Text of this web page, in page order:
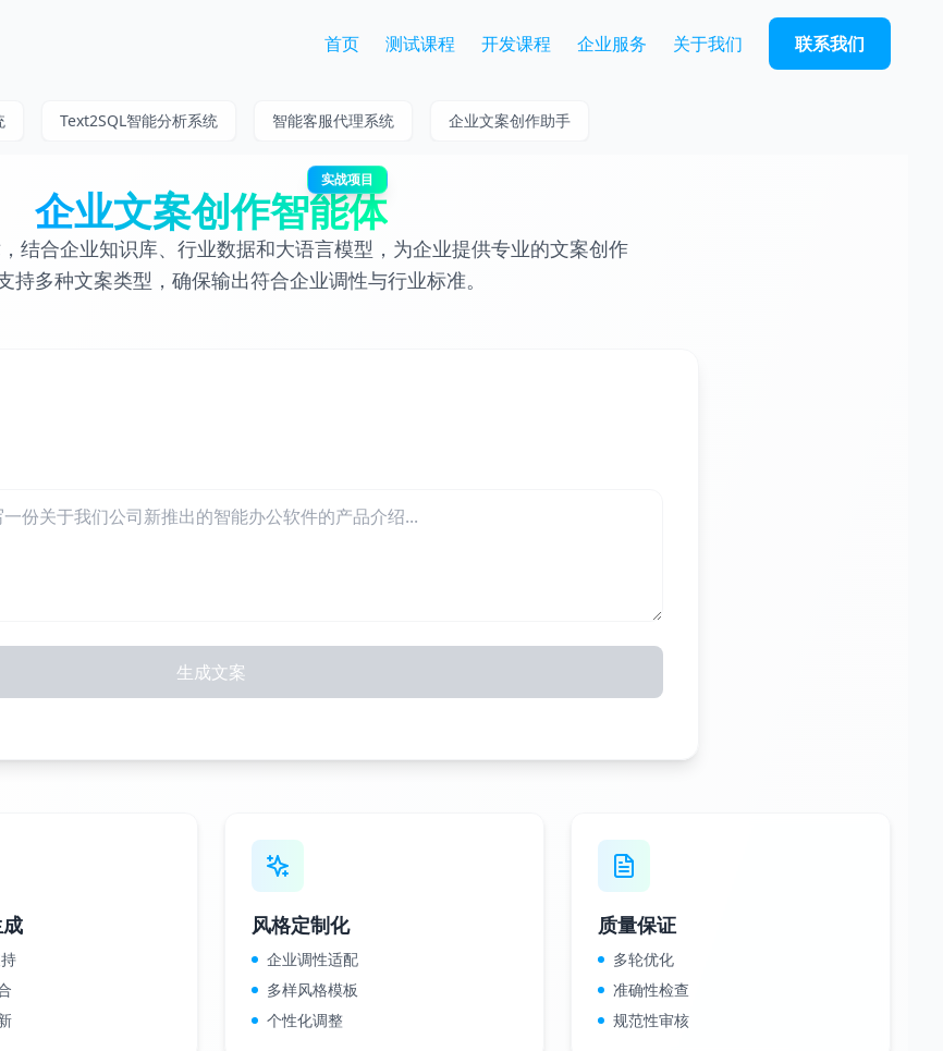
首页 测试课程 开发课程 企业服务 关于我们 联系我们
Text2SQL智能分析系统 智能客服代理系统 企业文案创作助手
企业文案创作智能体
实战项目
结合企业知识库、行业数据和大语言模型，为企业提供专业的文案创作
持多种文案类型，确保输出符合企业调性与行业标准。
生成文案
风格定制化
企业调性适配
多样风格模板
个性化调整
质量保证
多轮优化
准确性检查
规范性审核